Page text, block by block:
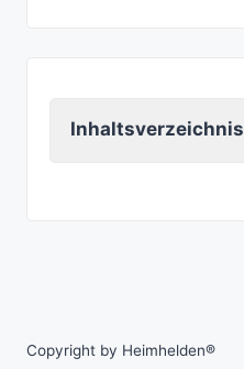
Inhaltsverzeichnis
Copyright by Heimhelden®